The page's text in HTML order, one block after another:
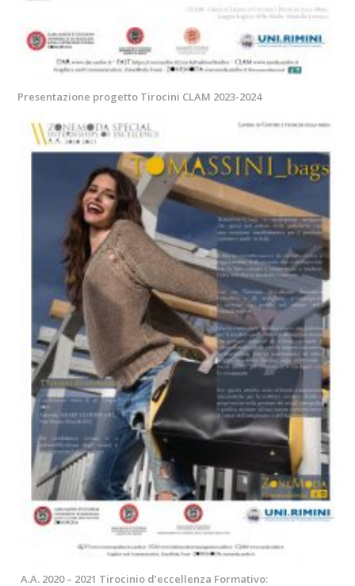
Presentazione progetto Tirocini CLAM 2023-2024
A.A. 2020 – 2021 Tirocinio d’eccellenza Formativo: